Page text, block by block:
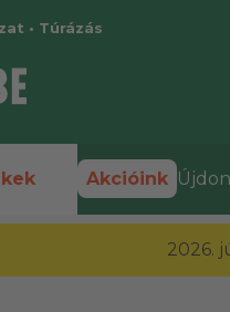
• Túrázás
Akcióink
2026.